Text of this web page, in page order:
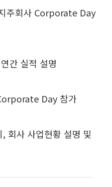
주회사 Corporate Day
간 실적 설명
Day 참가
회사 사업현황 설명 및